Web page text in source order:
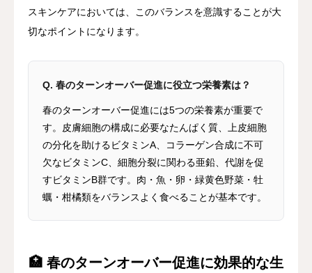
スキンケアにおいては、このバランスを意識することが大
切なポイントになります。
Q. 春のターンオーバー促進に役立つ栄養素は？
春のターンオーバー促進には5つの栄養素が重要で
す。皮膚細胞の構成に必要なたんぱく質、上皮細胞
の分化を助けるビタミンA、コラーゲン合成に不可
欠なビタミンC、細胞分裂に関わる亜鉛、代謝を促
すビタミンB群です。肉・魚・卵・緑黄色野菜・牡
蠣・柑橘類をバランスよく食べることが基本です。
🏥 春のターンオーバー促進に効果的な生